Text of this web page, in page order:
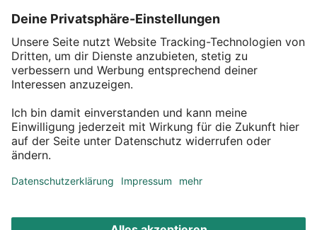
Service
Über DEPOT
Kontakt